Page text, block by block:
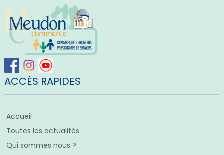
ACCÈS RAPIDES
Accueil
Toutes les actualités
Qui sommes nous ?